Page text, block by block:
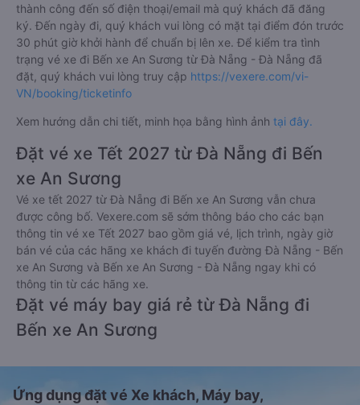
thành công đến số điện thoại/email mà quý khách đã đăng
ký. Đến ngày đi, quý khách vui lòng có mặt tại điểm đón trước
30 phút giờ khởi hành để chuẩn bị lên xe. Để kiểm tra tình
trạng vé xe đi Bến xe An Sương từ Đà Nẵng - Đà Nẵng đã
đặt, quý khách vui lòng truy cập https://vexere.com/vi-
VN/booking/ticketinfo
Xem hướng dẫn chi tiết, minh họa bằng hình ảnh tại đây.
Đặt vé xe Tết 2027 từ Đà Nẵng đi Bến
xe An Sương
Vé xe tết 2027 từ Đà Nẵng đi Bến xe An Sương vẫn chưa
được công bố. Vexere.com sẽ sớm thông báo cho các bạn
thông tin vé xe Tết 2027 bao gồm giá vé, lịch trình, ngày giờ
bán vé của các hãng xe khách đi tuyến đường Đà Nẵng - Bến
xe An Sương và Bến xe An Sương - Đà Nẵng ngay khi có
thông tin từ các hãng xe.
Đặt vé máy bay giá rẻ từ Đà Nẵng đi
Bến xe An Sương
Ứng dụng đặt vé Xe khách, Máy bay,